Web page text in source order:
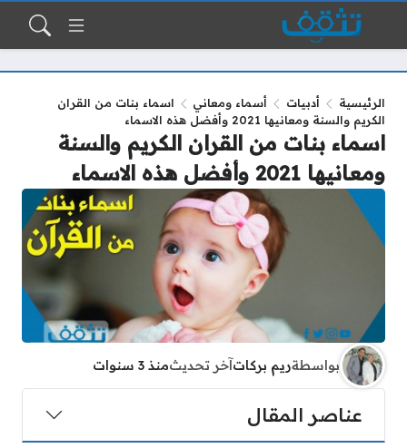
الرئيسية أدبيات أسماء ومعاني
اسماء بنات من القران
الكريم والسنة ومعانيها 2021 وأفضل هذه الاسماء
اسماء بنات من القران الكريم والسنة
ومعانيها 2021 وأفضل هذه الاسماء
بواسطةريم بركاتآخر تحديثمنذ 3 سنوات
عناصر المقال